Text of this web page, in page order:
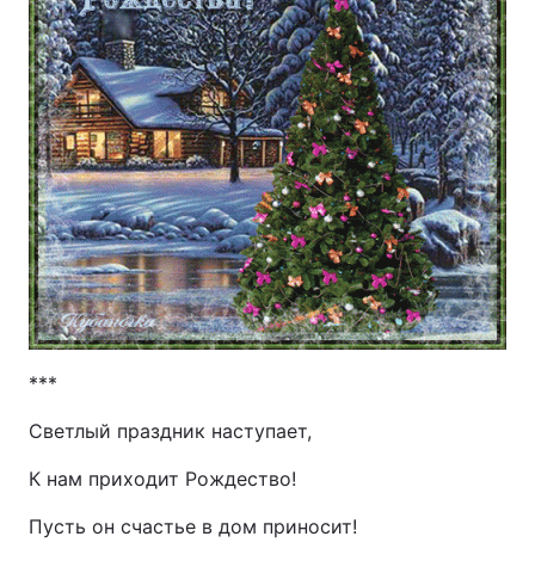
***
Светлый праздник наступает,
К нам приходит Рождество!
Пусть он счастье в дом приносит!